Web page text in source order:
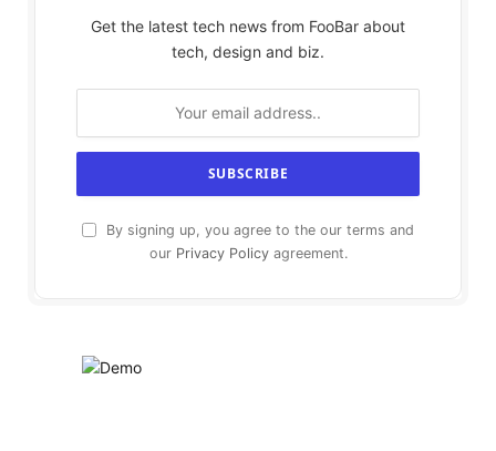
Get the latest tech news from FooBar about
tech, design and biz.
By signing up, you agree to the our terms and
our Privacy Policyagreement.